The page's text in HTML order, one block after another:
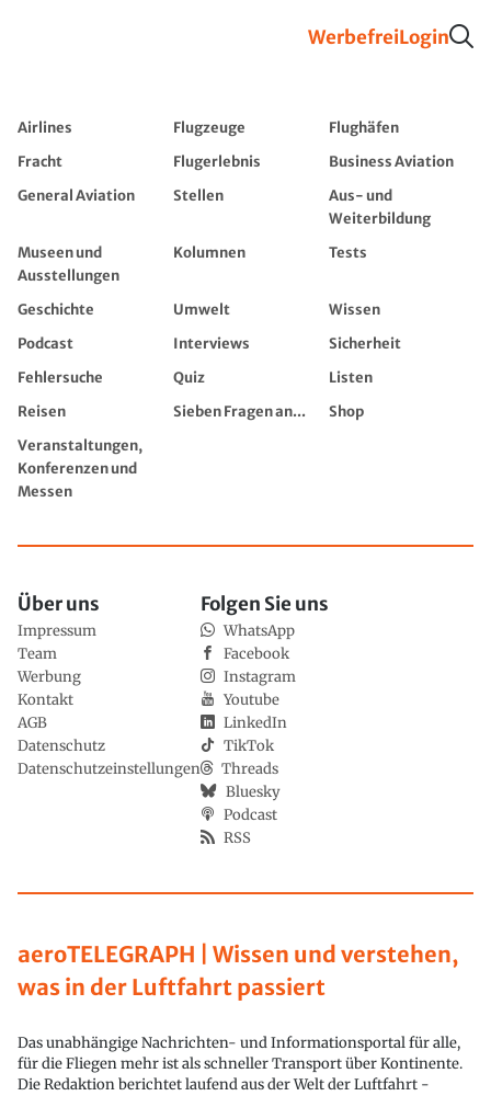
WerbefreiLogin
Airlines Flugzeuge
Flughäfen
Fracht
Flugerlebnis
Business Aviation
General Aviation
Stellen
Aus- und
Weiterbildung
Museen und
Ausstellungen
Kolumnen Tests
Geschichte Umwelt
Wissen
Podcast
Interviews
Sicherheit
Fehlersuche
Quiz
Listen
Reisen
Sieben Fragen an...
Shop
Veranstaltungen,
Konferenzen und
Messen
aeroTELEGRAPH | Wissen und verstehen,
was in der Luftfahrt passiert
Das unabhängige Nachrichten- und Informationsportal für alle,
für die Fliegen mehr ist als schneller Transport über Kontinente.
Die Redaktion berichtet laufend aus der Welt der Luftfahrt -
Über uns
Impressum
Team
Werbung
Kontakt
AGB
Datenschutz
Datenschutzeinstellungen
Folgen Sie uns
WhatsApp
Facebook
Instagram
Youtube
LinkedIn
TikTok
Threads
Bluesky
Podcast
RSS